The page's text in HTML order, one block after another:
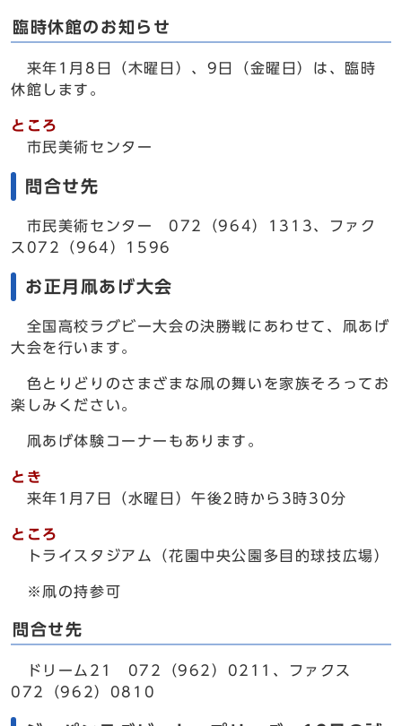
臨時休館のお知らせ
来年1月8日（木曜日）、9日（金曜日）は、臨時
休館します。
ところ
市民美術センター
問合せ先
市民美術センター 072（964）1313、ファク
ス072（964）1596
お正月凧あげ大会
全国高校ラグビー大会の決勝戦にあわせて、凧あげ
大会を行います。
色とりどりのさまざまな凧の舞いを家族そろってお
楽しみください。
凧あげ体験コーナーもあります。
とき
来年1月7日（水曜日）午後2時から3時30分
ところ
トライスタジアム（花園中央公園多目的球技広場）
※凧の持参可
問合せ先
ドリーム21 072（962）0211、ファクス
072（962）0810